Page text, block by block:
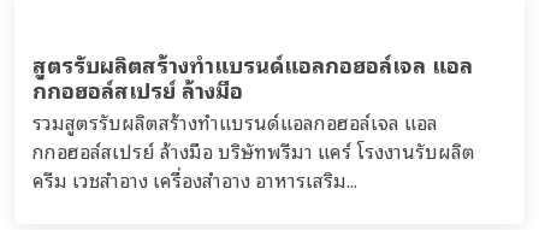
สูตรรับผลิตสร้างทำแบรนด์แอลกอฮอล์เจล แอล
กกอฮอล์สเปรย์ ล้างมือ
รวมสูตรรับผลิตสร้างทำแบรนด์แอลกอฮอล์เจล แอล
กกอฮอล์สเปรย์ ล้างมือ บริษัทพรีมา แคร์ โรงงานรับผลิต
ครีม เวชสำอาง เครื่องสำอาง อาหารเสริม...